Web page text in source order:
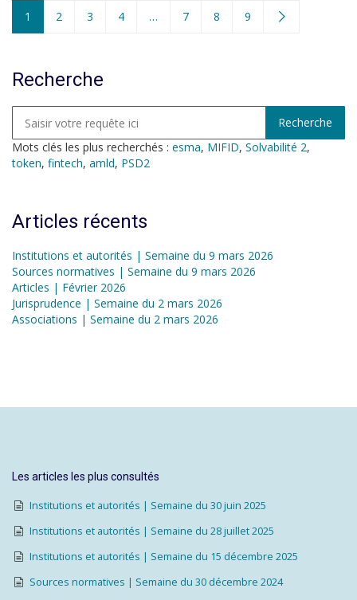
1 2 3 4 … 7 8 9
Recherche
Mots clés les plus recherchés : esma, MIFID, Solvabilité 2,
token, fintech, amld, PSD2
Articles récents
Institutions et autorités | Semaine du 9 mars 2026
Sources normatives | Semaine du 9 mars 2026
Articles | Février 2026
Jurisprudence | Semaine du 2 mars 2026
Associations | Semaine du 2 mars 2026
Les articles les plus consultés
Institutions et autorités | Semaine du 30 juin 2025
Institutions et autorités | Semaine du 28 juillet 2025
Institutions et autorités | Semaine du 15 décembre 2025
Sources normatives | Semaine du 30 décembre 2024